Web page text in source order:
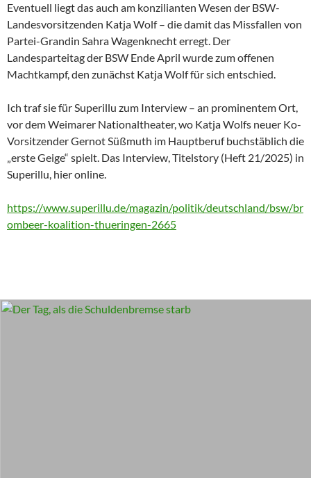
Eventuell liegt das auch am konzilianten Wesen der BSW-
Landesvorsitzenden Katja Wolf – die damit das Missfallen von
Partei-Grandin Sahra Wagenknecht erregt. Der
Landesparteitag der BSW Ende April wurde zum offenen
Machtkampf, den zunächst Katja Wolf für sich entschied.
Ich traf sie für Superillu zum Interview – an prominentem Ort,
vor dem Weimarer Nationaltheater, wo Katja Wolfs neuer Ko-
Vorsitzender Gernot Süßmuth im Hauptberuf buchstäblich die
„erste Geige“ spielt. Das Interview, Titelstory (Heft 21/2025) in
Superillu, hier online.
https://www.superillu.de/magazin/politik/deutschland/bsw/br
ombeer-koalition-thueringen-2665